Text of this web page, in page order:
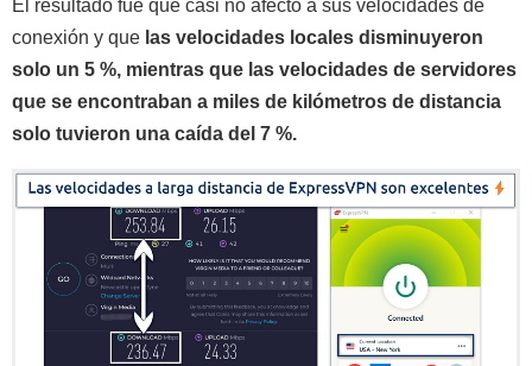
El resultado fue que casi no afectó a sus velocidades de
conexión y que las velocidades locales disminuyeron
solo un 5 %, mientras que las velocidades de servidores
que se encontraban a miles de kilómetros de distancia
solo tuvieron una caída del 7 %.